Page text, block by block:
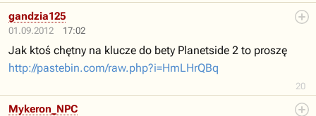
01.09.2012 17:02
20
gandzia125
Jak ktoś chętny na klucze do bety Planetside 2 to proszę
http://pastebin.com/raw.php?i=HmLHrQBq
Mykeron_NPC